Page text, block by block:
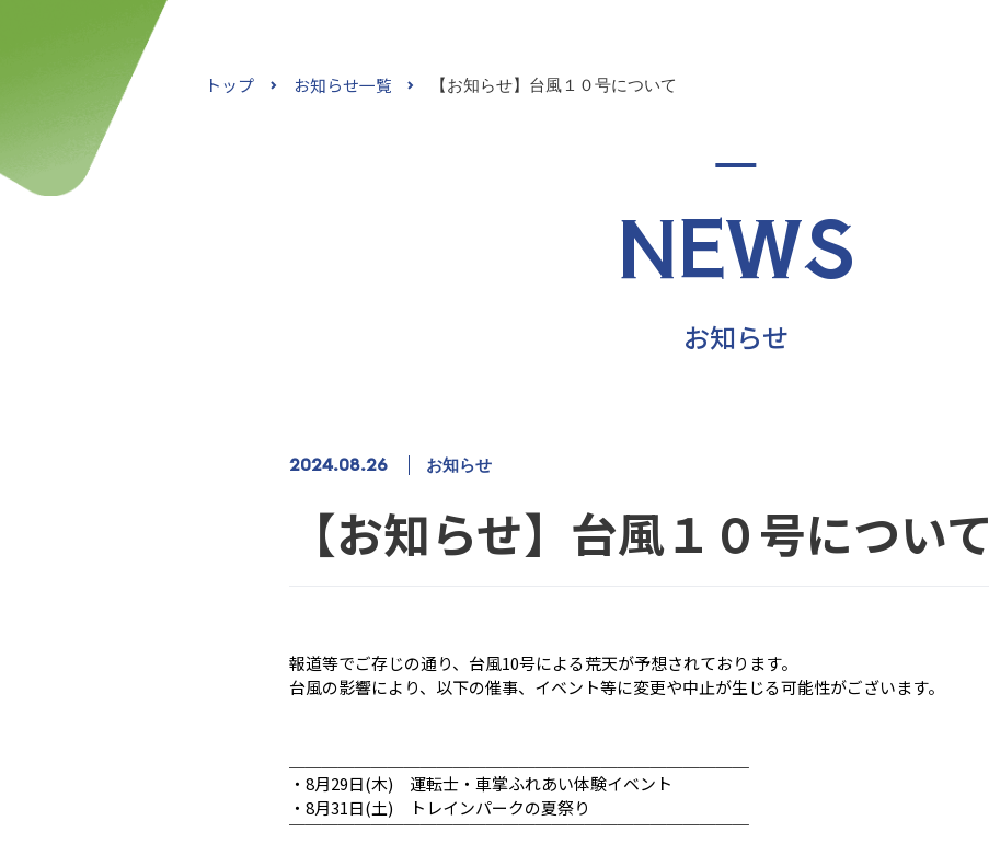
トップ お知らせ一覧 【お知らせ】台風１０号について
NEWS
お知らせ
2024.08.26 お知らせ
【お知らせ】台風１０号について
報道等でご存じの通り、台風10号による荒天が予想されております。
台風の影響により、以下の催事、イベント等に変更や中止が生じる可能性がございます。
・8月29日(木) 運転士・車掌ふれあい体験イベント
・8月31日(土) トレインパークの夏祭り
￣￣￣￣￣￣￣￣￣￣￣￣￣￣￣￣￣￣￣￣￣￣￣￣￣￣￣￣